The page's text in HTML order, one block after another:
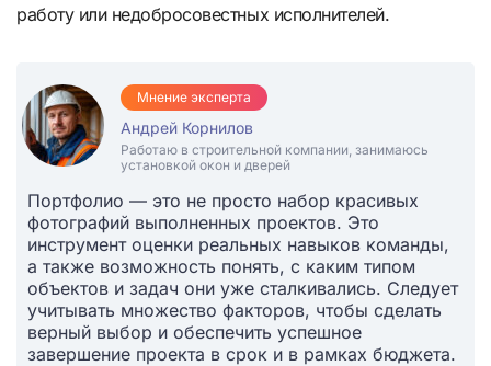
работу или недобросовестных исполнителей.
Мнение эксперта
Андрей Корнилов
Работаю в строительной компании, занимаюсь
установкой окон и дверей
Портфолио — это не просто набор красивых
фотографий выполненных проектов. Это
инструмент оценки реальных навыков команды,
а также возможность понять, с каким типом
объектов и задач они уже сталкивались. Следует
учитывать множество факторов, чтобы сделать
верный выбор и обеспечить успешное
завершение проекта в срок и в рамках бюджета.